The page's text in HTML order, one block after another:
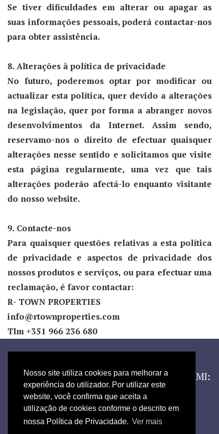
Nosso site utiliza cookies para melhorar a
experiência do utilizador. Por utilizar este
website, você confirma que aceita a
utilização de cookies conforme o descrito em
nossa Política de Privacidade. Ver mais
Se tiver dificuldades em alterar ou apagar as
suas informações pessoais, poderá contactar-nos
para obter assistência.
8. Alterações à política de privacidade
No futuro, poderemos optar por modificar ou
actualizar esta política, quer devido a alterações
na legislação, quer por forma a abranger novos
desenvolvimentos da Internet. Assim sendo,
reservamo-nos o direito de efectuar quaisquer
alterações nesse sentido e solicitamos que visite
esta página regularmente, uma vez que tais
alterações poderão afectá-lo enquanto visitante
do nosso website.
9. Contacte-nos
Para quaisquer questões relativas a esta política
de privacidade e aspectos de privacidade dos
nossos produtos e serviços, ou para efectuar uma
reclamação, é favor contactar:
R- TOWN PROPERTIES
info@rtownproperties.com
Tlm +351 966 236 680
Copyright 2016 © R-TOWN PROPERTIES — AMI:
16340